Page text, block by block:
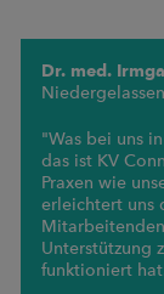
Dr. med.
"Was bei uns
das ist KV
Praxen wie
erleichtert uns
Unterstützung
funktioniert